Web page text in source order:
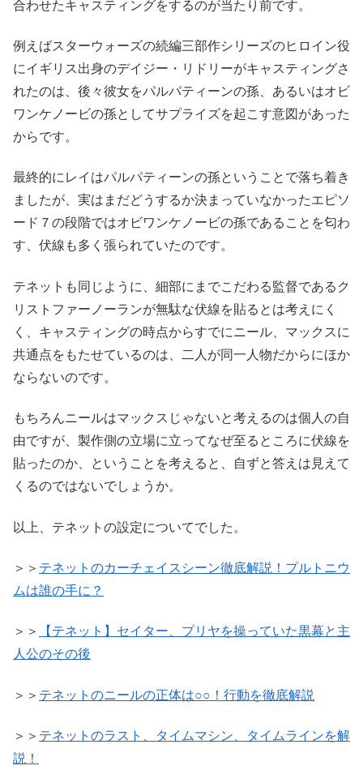
合わせたキャスティングをするのが当たり前です。
例えばスターウォーズの続編三部作シリーズのヒロイン役
にイギリス出身のデイジー・リドリーがキャスティングさ
れたのは、後々彼女をパルパティーンの孫、あるいはオビ
ワンケノービの孫としてサプライズを起こす意図があった
からです。
最終的にレイはパルパティーンの孫ということで落ち着き
ましたが、実はまだどうするか決まっていなかったエピソ
ード７の段階ではオビワンケノービの孫であることを匂わ
す、伏線も多く張られていたのです。
テネットも同じように、細部にまでこだわる監督であるク
リストファーノーランが無駄な伏線を貼るとは考えにく
く、キャスティングの時点からすでにニール、マックスに
共通点をもたせているのは、二人が同一人物だからにほか
ならないのです。
もちろんニールはマックスじゃないと考えるのは個人の自
由ですが、製作側の立場に立ってなぜ至るところに伏線を
貼ったのか、ということを考えると、自ずと答えは見えて
くるのではないでしょうか。
以上、テネットの設定についてでした。
＞＞ テネットのカーチェイスシーン徹底解説！プルトニウ
ムは誰の手に？
＞＞
【テネット】セイター、プリヤを操っていた黒幕と主
人公のその後
＞＞ テネットのニールの正体は○○！行動を徹底解説
＞＞ テネットのラスト、タイムマシン、タイムラインを解
説！